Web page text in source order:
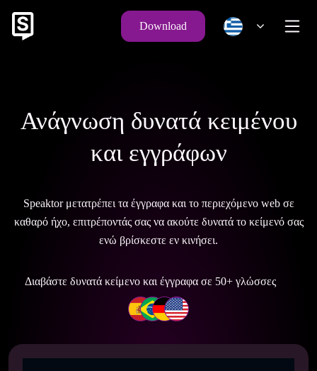
Download
Ανάγνωση δυνατά κειμένου
και εγγράφων
Speaktor μετατρέπει τα έγγραφα και το περιεχόμενο web σε
καθαρό ήχο, επιτρέποντάς σας να ακούτε δυνατά το κείμενό σας
ενώ βρίσκεστε εν κινήσει.
Διαβάστε δυνατά κείμενο και έγγραφα σε 50+ γλώσσες